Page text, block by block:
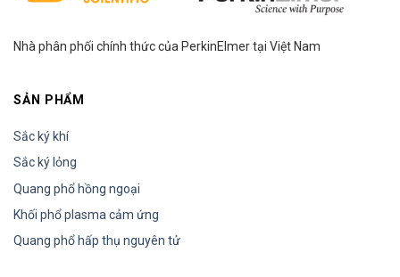
Nhà phân phối chính thức của PerkinElmer tại Việt Nam
SẢN PHẨM
Sắc ký khí
Sắc ký lỏng
Quang phổ hồng ngoại
Khối phổ plasma cảm ứng
Quang phổ hấp thụ nguyên tử